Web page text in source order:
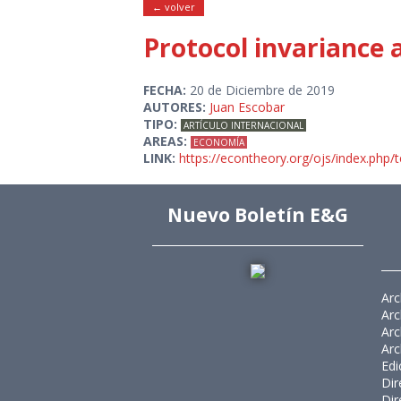
← volver
Protocol invariance
FECHA: 20 de Diciembre de 2019
AUTORES: Juan Escobar
TIPO: ARTÍCULO INTERNACIONAL
AREAS: ECONOMÍA
LINK: https://econtheory.org/ojs/index.php/
Nuevo Boletín E&G